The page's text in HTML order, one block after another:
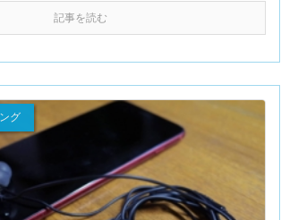
記事を読む
グ